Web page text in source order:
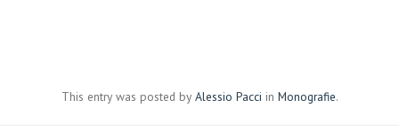
This entry was posted by Alessio Pacci in Monografie.